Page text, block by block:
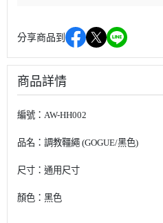
分享商品到
商品詳情
編號：AW-HH002
品名：調教韁繩 (GOGUE/黑色)
尺寸：通用尺寸
顏色：黑色